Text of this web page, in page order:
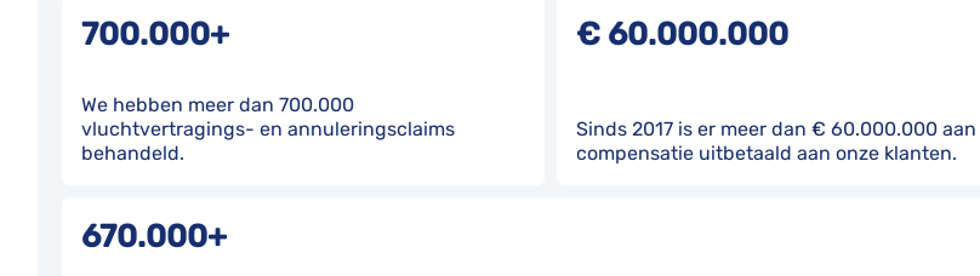
700.000+
We hebben meer dan 700.000
vluchtvertragings- en annuleringsclaims
behandeld.
€ 60.000.000
Sinds 2017 is er meer dan € 60.000.000 aan
compensatie uitbetaald aan onze klanten.
670.000+